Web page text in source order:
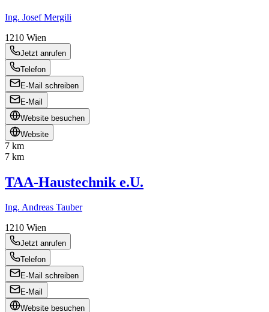
Ing. Josef Mergili
1210 Wien
Jetzt anrufen
Telefon
E-Mail schreiben
E-Mail
Website besuchen
Website
7 km
7 km
TAA-Haustechnik e.U.
Ing. Andreas Tauber
1210 Wien
Jetzt anrufen
Telefon
E-Mail schreiben
E-Mail
Website besuchen